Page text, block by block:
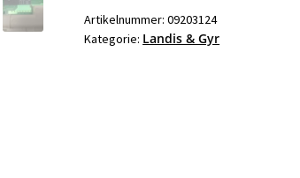
REV21
Serie:
Artikelnummer:09203124
Kategorie: Landis & Gyr